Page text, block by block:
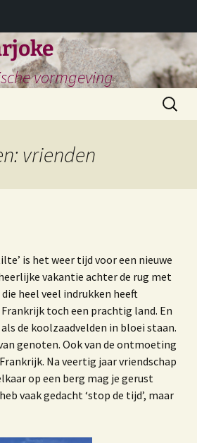
vormgeving
Zoeken
naar:
vrienden
is het weer tijd voor een nieuwe
vakantie achter de rug met
heel veel indrukken heeft
toch een prachtig land. En
de koolzaadvelden in bloei staan.
genoten. Ook van de ontmoeting
Na veertig jaar vriendschap
op een berg mag je gerust
vaak gedacht ‘stop de tijd’, maar